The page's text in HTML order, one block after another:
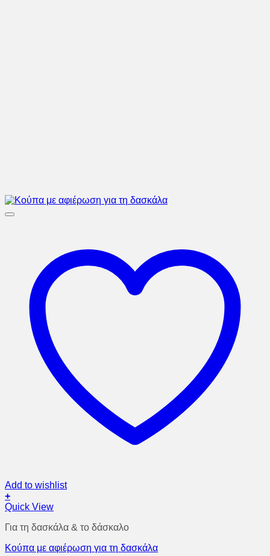
Add to wishlist
+
Quick View
Για τη δασκάλα & το δάσκαλο
Κούπα με αφιέρωση για τη δασκάλα